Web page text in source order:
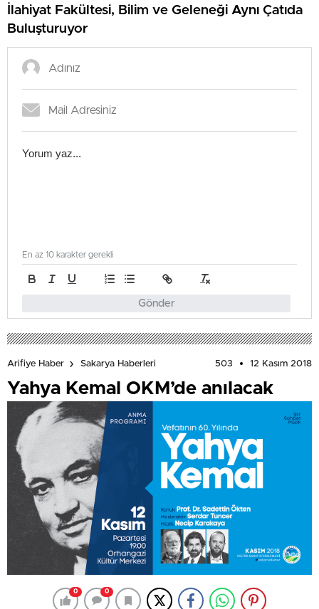
İlahiyat Fakültesi, Bilim ve Geleneği Aynı Çatıda
Buluşturuyor
Gönder
En az 10 karakter gerekli
Arifiye Haber Sakarya Haberleri 503 12 Kasım 2018
Yahya Kemal OKM’de anılacak
0 0